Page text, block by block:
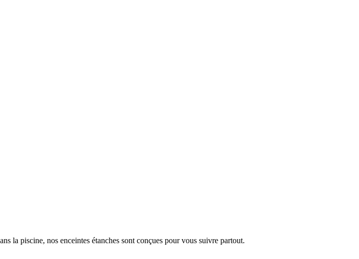
la piscine, nos enceintes étanches sont conçues pour vous suivre partout.